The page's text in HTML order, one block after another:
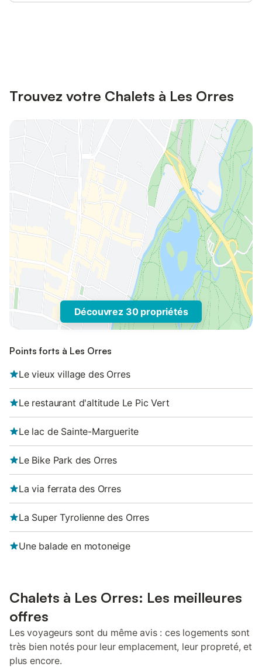
Trouvez votre Chalets à Les Orres
Découvrez 30 propriétés
Points forts à Les Orres
Le vieux village des Orres
Le restaurant d'altitude Le Pic Vert
Le lac de Sainte-Marguerite
Le Bike Park des Orres
La via ferrata des Orres
La Super Tyrolienne des Orres
Une balade en motoneige
Chalets à Les Orres: Les meilleures
offres
Les voyageurs sont du même avis : ces logements sont
très bien notés pour leur emplacement, leur propreté, et
plus encore.